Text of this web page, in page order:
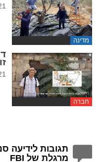
מדינה
חברה
תגובות לידיעה
מרגלת של FBI